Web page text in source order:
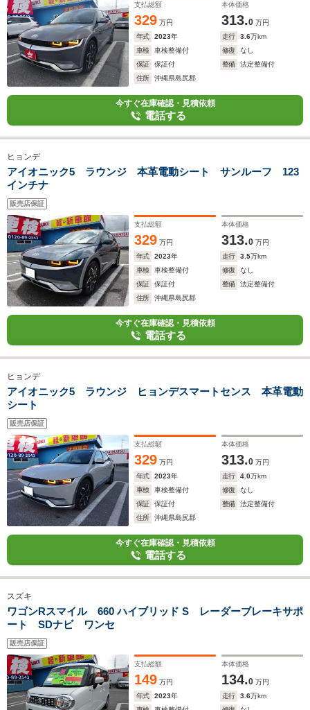
支払総額
329 万円
本体価格
313.0 万円
年式
2023年 走行 3.6万km
車検
車検整備付 修復
なし
保証
保証付 整備
法定整備付
住所
沖縄県島尻郡
今すぐ在庫確認・見積依頼
電話する
ヒョンデ
アイオニック5 ラウンジ 本革電動シート サンルーフ 123
インチナ
販売店保証
支払総額
329 万円
本体価格
313.0 万円
年式
2023年 走行 3.5万km
車検
車検整備付 修復
なし
保証
保証付 整備
法定整備付
住所
沖縄県島尻郡
今すぐ在庫確認・見積依頼
電話する
ヒョンデ
アイオニック5 ラウンジ ヒョンデスマートセンス 本革電動
シート
販売店保証
支払総額
329 万円
本体価格
313.0 万円
年式
2023年 走行 4.0万km
車検
車検整備付 修復
なし
保証
保証付 整備
法定整備付
住所
沖縄県島尻郡
今すぐ在庫確認・見積依頼
電話する
スズキ
ワゴンRスマイル 660 ハイブリッド S レーダーブレーキサポ
ート SDナビ ワンセ
販売店保証
支払総額
149 万円
本体価格
134.0 万円
年式
2023年 走行 3.6万km